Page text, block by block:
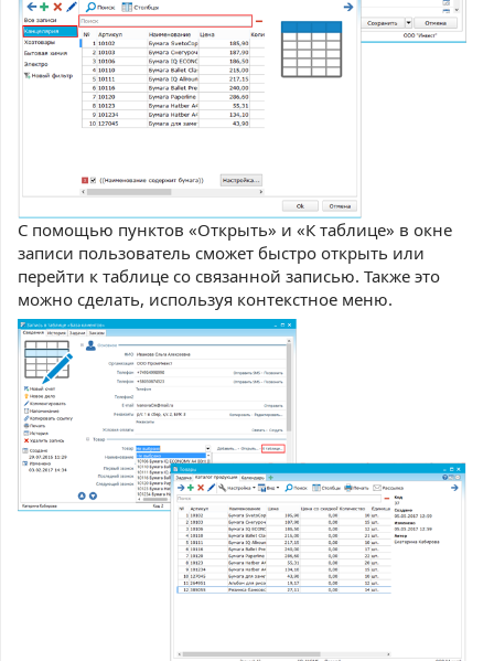
С помощью пунктов «Открыть» и «К таблице» в окне
записи пользователь сможет быстро открыть или
перейти к таблице со связанной записью. Также это
можно сделать, используя контекстное меню.